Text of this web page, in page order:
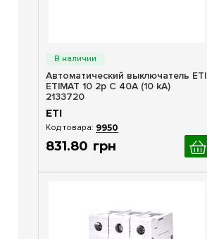
Автоматический выключатель ETI
ETIMAT 10 2p C 40А (10 kA)
2133720
ETI
9950
831.80 грн